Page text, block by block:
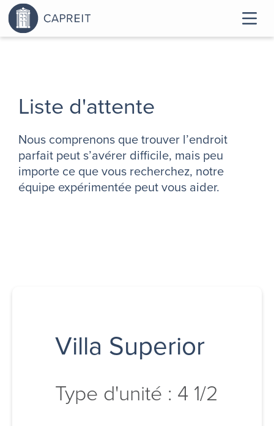
Liste d'attente
Nous comprenons que trouver l’endroit
parfait peut s’avérer difficile, mais peu
importe ce que vous recherchez, notre
équipe expérimentée peut vous aider.
Villa Superior
Type d'unité : 4 1/2